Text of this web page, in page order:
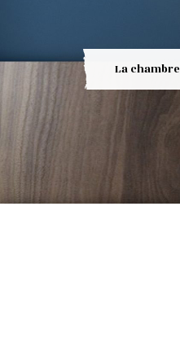
La chambre